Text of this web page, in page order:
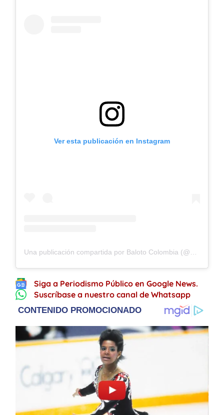
Ver esta publicación en Instagram
Una publicación compartida por Baloto Colombia (@baloto_colombia)
Siga a Periodismo Público en Google News.
Suscríbase a nuestro canal de Whatsapp